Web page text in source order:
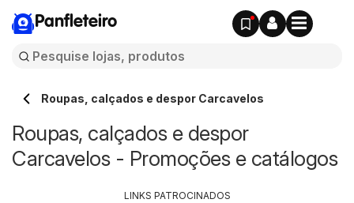
Panfleteiro
Roupas, calçados e despor Carcavelos
Roupas, calçados e despor
Carcavelos - Promoções e catálogos
LINKS PATROCINADOS